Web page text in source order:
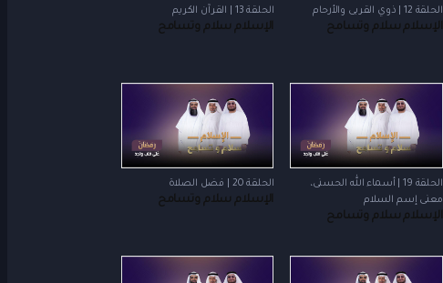
الحلقة 12 | ذوي القربى والأرحام
الإسلام سلام وتسامح
الحلقة 13 | القرآن الكريم
الإسلام سلام وتسامح
الحلقة 19 | أسماء الله الحسنى،
معنى إسم السلام
الإسلام سلام وتسامح
الحلقة 20 | فضل الصلاة
الإسلام سلام وتسامح